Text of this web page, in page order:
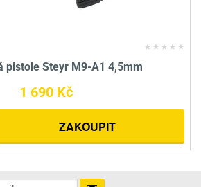
pistole Steyr M9-A1 4,5mm
1 690 Kč
ZAKOUPIT